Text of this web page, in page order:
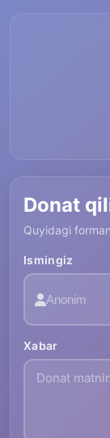
Donat
Quyidagi
Ismingiz
Xabar